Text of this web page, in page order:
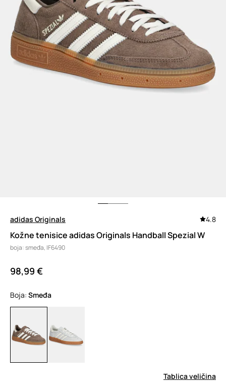
adidas Originals 4.8
Kožne tenisice adidas Originals Handball Spezial W
boja: smeđa, IF6490
98,99 €
Boja: smeđa
Tablica veličina